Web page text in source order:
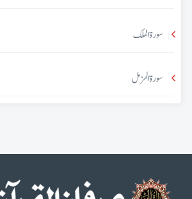
سورۃ الملک
سورۃ المزمل